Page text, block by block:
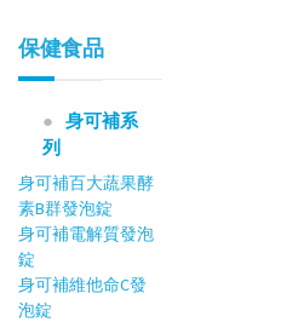
保健食品
身可補系
列
身可補百大蔬果酵
素B群發泡錠
身可補電解質發泡
錠
身可補維他命C發
泡錠